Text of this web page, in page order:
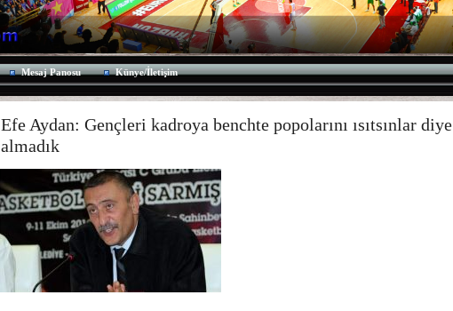
Mesaj Panosu Künye/İletişim
Efe Aydan: Gençleri kadroya benchte popolarını ısıtsınlar diye
almadık